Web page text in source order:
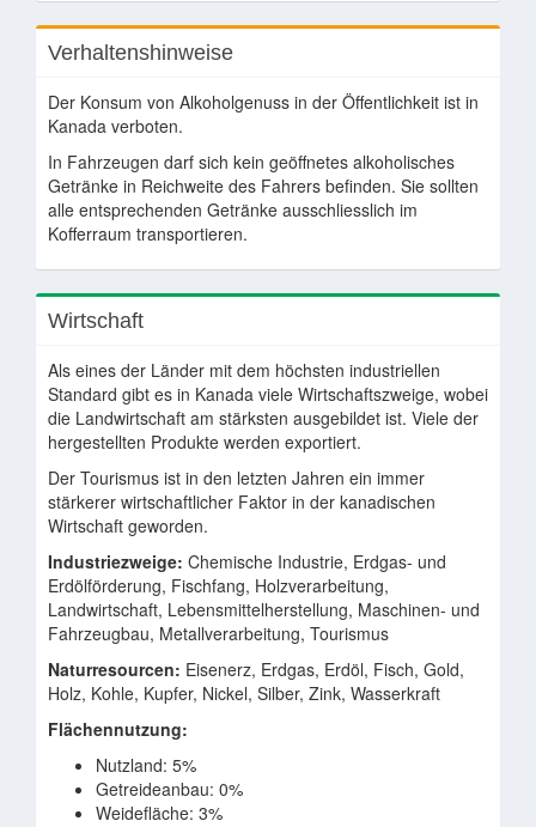
Verhaltenshinweise
Der Konsum von Alkoholgenuss in der Öffentlichkeit ist in
Kanada verboten.
In Fahrzeugen darf sich kein geöffnetes alkoholisches
Getränke in Reichweite des Fahrers befinden. Sie sollten
alle entsprechenden Getränke ausschliesslich im
Kofferraum transportieren.
Wirtschaft
Als eines der Länder mit dem höchsten industriellen
Standard gibt es in Kanada viele Wirtschaftszweige, wobei
die Landwirtschaft am stärksten ausgebildet ist. Viele der
hergestellten Produkte werden exportiert.
Der Tourismus ist in den letzten Jahren ein immer
stärkerer wirtschaftlicher Faktor in der kanadischen
Wirtschaft geworden.
Industriezweige: Chemische Industrie, Erdgas- und
Erdölförderung, Fischfang, Holzverarbeitung,
Landwirtschaft, Lebensmittelherstellung, Maschinen- und
Fahrzeugbau, Metallverarbeitung, Tourismus
Naturresourcen: Eisenerz, Erdgas, Erdöl, Fisch, Gold,
Holz, Kohle, Kupfer, Nickel, Silber, Zink, Wasserkraft
Flächennutzung:
Nutzland: 5%
Getreideanbau: 0%
Weidefläche: 3%